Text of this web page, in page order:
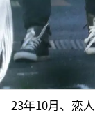
23年10月、恋